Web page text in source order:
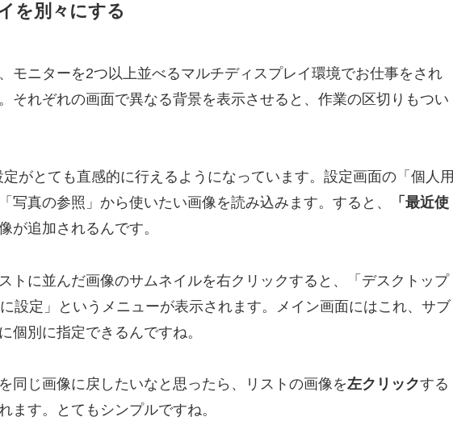
を別々にする
モニターを2つ以上並べるマルチディスプレイ環境でお仕事をされ
それぞれの画面で異なる背景を表示させると、作業の区切りもつい
がとても直感的に行えるようになっています。設定画面の「個人用
写真の参照」から使いたい画像を読み込みます。すると、
「最近使
が追加されるんです。
トに並んだ画像のサムネイルを右クリックすると、「デスクトップ
設定」というメニューが表示されます。メイン画面にはこれ、サブ
個別に指定できるんですね。
同じ画像に戻したいなと思ったら、リストの画像を左クリックする
ます。とてもシンプルですね。